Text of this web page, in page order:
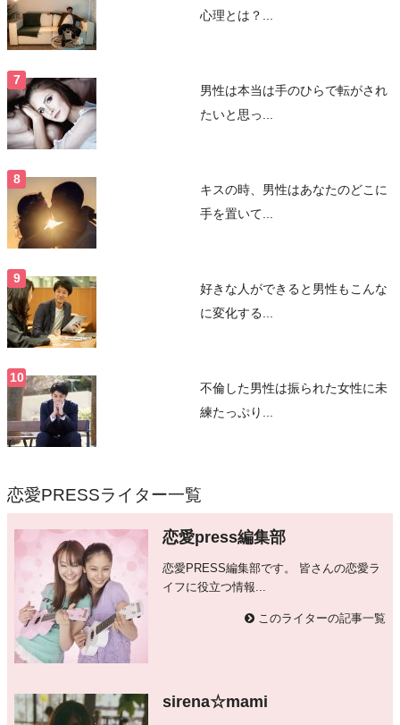
心理とは？...
男性は本当は手のひらで転がされ
たいと思っ...
キスの時、男性はあなたのどこに
手を置いて...
好きな人ができると男性もこんな
に変化する...
不倫した男性は振られた女性に未
練たっぷり...
恋愛PRESSライター一覧
恋愛press編集部
恋愛PRESS編集部です。 皆さんの恋愛ラ
イフに役立つ情報...
このライターの記事一覧
sirena☆mami